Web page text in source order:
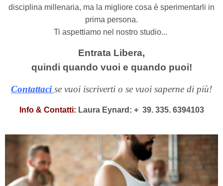
disciplina millenaria, ma la migliore cosa è sperimentarli in
prima persona.
Ti aspettiamo nel nostro studio...
Entrata Libera,
quindi quando vuoi e quando puoi!
Contattaci se vuoi iscriverti o se vuoi saperne di più!
Info & Contatti: Laura Eynard: + 39. 335. 6394103